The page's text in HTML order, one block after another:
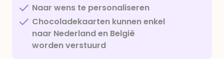
Naar wens te personaliseren
Chocoladekaarten kunnen enkel
naar Nederland en België
worden verstuurd